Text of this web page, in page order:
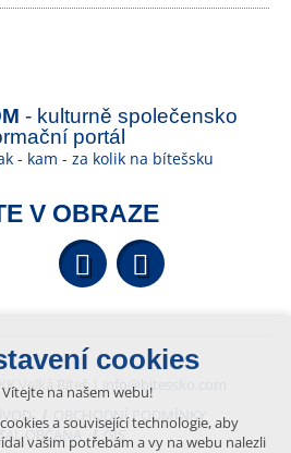
- kulturně společensko
portál
- kam - za kolik na bítešsku
V OBRAZE
Facebook YouTube
Velká Bíteš |
info@bitessko.com
OBCHODNÍ PODMÍNKY
OBČANA
GIS
cookies
Vítejte na našem webu!
a související technologie, aby
vašim potřebám a vy na webu nalezli